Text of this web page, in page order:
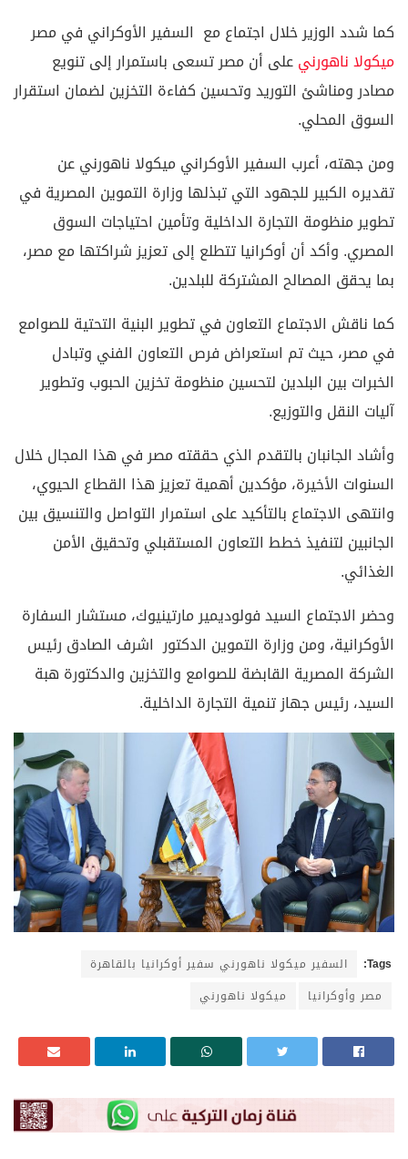
كما شدد الوزير خلال اجتماع مع السفير الأوكراني في مصر
ميكولا ناهورنيعلى أن مصر تسعى باستمرار إلى تنويع
مصادر ومناشئ التوريد وتحسين كفاءة التخزين لضمان استقرار
السوق المحلي.
ومن جهته، أعرب السفير الأوكراني ميكولا ناهورني عن
تقديره الكبير للجهود التي تبذلها وزارة التموين المصرية في
تطوير منظومة التجارة الداخلية وتأمين احتياجات السوق
المصري. وأكد أن أوكرانيا تتطلع إلى تعزيز شراكتها مع مصر،
بما يحقق المصالح المشتركة للبلدين.
كما ناقش الاجتماع التعاون في تطوير البنية التحتية للصوامع
في مصر، حيث تم استعراض فرص التعاون الفني وتبادل
الخبرات بين البلدين لتحسين منظومة تخزين الحبوب وتطوير
آليات النقل والتوزيع.
وأشاد الجانبان بالتقدم الذي حققته مصر في هذا المجال خلال
السنوات الأخيرة، مؤكدين أهمية تعزيز هذا القطاع الحيوي،
وانتهى الاجتماع بالتأكيد على استمرار التواصل والتنسيق بين
الجانبين لتنفيذ خطط التعاون المستقبلي وتحقيق الأمن
الغذائي.
وحضر الاجتماع السيد فولوديمير مارتينيوك، مستشار السفارة
الأوكرانية، ومن وزارة التموين الدكتور اشرف الصادق رئيس
الشركة المصرية القابضة للصوامع والتخزين والدكتورة هبة
السيد، رئيس جهاز تنمية التجارة الداخلية.
Tags:
السفير ميكولا ناهورني سفير أوكرانيا بالقاهرة
مصر وأوكرانيا
ميكولا ناهورني